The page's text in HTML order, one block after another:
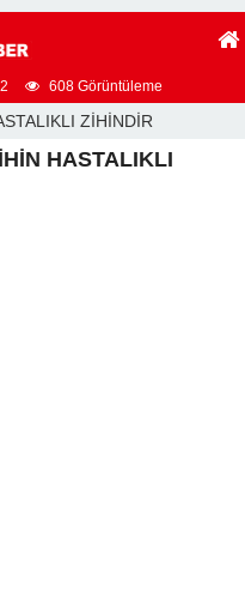
608 Görüntüleme
HASTALIKLI